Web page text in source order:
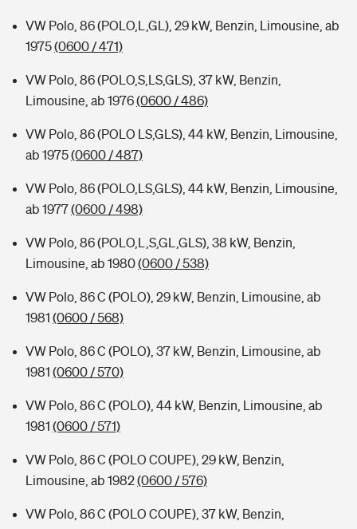
VW Polo, 86 (POLO,L,GL), 29 kW, Benzin, Limousine, ab
1975(0600 / 471)
VW Polo, 86 (POLO,S,LS,GLS), 37 kW, Benzin,
Limousine, ab 1976(0600 / 486)
VW Polo, 86 (POLO LS,GLS), 44 kW, Benzin, Limousine,
ab 1975(0600 / 487)
VW Polo, 86 (POLO,LS,GLS), 44 kW, Benzin, Limousine,
ab 1977(0600 / 498)
VW Polo, 86 (POLO,L,S,GL,GLS), 38 kW, Benzin,
Limousine, ab 1980(0600 / 538)
VW Polo, 86 C (POLO), 29 kW, Benzin, Limousine, ab
1981 (0600 / 568)
VW Polo, 86 C (POLO), 37 kW, Benzin, Limousine, ab
1981 (0600 / 570)
VW Polo, 86 C (POLO), 44 kW, Benzin, Limousine, ab
1981 (0600 / 571)
VW Polo, 86 C (POLO COUPE), 29 kW, Benzin,
Limousine, ab 1982(0600 / 576)
VW Polo, 86 C (POLO COUPE), 37 kW, Benzin,